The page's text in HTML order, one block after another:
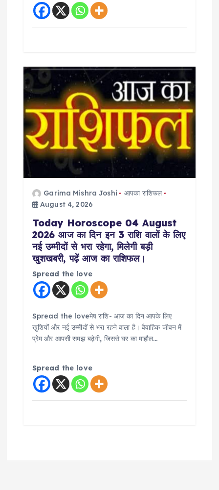
Garima Mishra Joshi
आपका राशिफल
August 4, 2026
Today Horoscope 04 August
2026 आज का दिन इन 3 राशि वालों के लिए
नई उम्मीदों से भरा रहेगा, मिलेगी बड़ी
खुशखबरी, पढ़ें आज का राशिफल।
Spread the love
Spread the loveमेष राशि- आज का दिन आपके लिए
खुशियों और नई उम्मीदों से भरा रहने वाला है। वैवाहिक जीवन में
प्रेम और आपसी समझ बढ़ेगी, जिससे घर का माहौल…
Spread the love